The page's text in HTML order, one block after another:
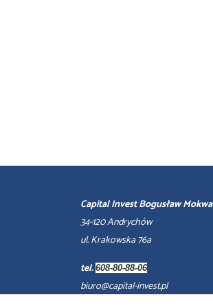
Capital Invest Bogusław Mokwa
34-120 Andrychów
ul. Krakowska 76a
tel. 608-80-88-06
biuro@capital-invest.pl